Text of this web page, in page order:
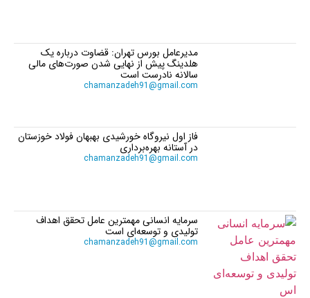
مدیرعامل بورس تهران: قضاوت درباره یک
هلدینگ پیش از نهایی شدن صورت‌های مالی
سالانه نادرست است
chamanzadeh91@gmail.com
فاز اول نیروگاه خورشیدی بهبهان فولاد خوزستان
در آستانه بهره‌برداری
chamanzadeh91@gmail.com
سرمایه انسانی مهمترین عامل تحقق اهداف
تولیدی و توسعه‌ای است
chamanzadeh91@gmail.com